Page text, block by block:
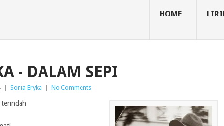
HOME
- DALAM SEPI
Sonia Eryka No Comments
terindah